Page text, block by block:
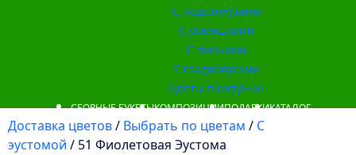
С подсолнухами
С ромашками
С пионами
С гладиолусами
Цветы поштучно
СБОРНЫЕ БУКЕТЫКОМПОЗИЦИИПОДАРКИКАТАЛОГ
Доставка цветов/ Выбрать по цветам / С
эустомой / 51 Фиолетовая Эустома